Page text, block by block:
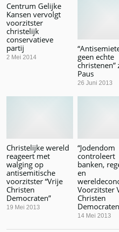
Centrum Gelijke
Kansen vervolgt
voorzitster
christelijk
conservatieve
partij
2 Mei 2014
geen echte
christenen”
Paus
26 Juni 2013
Christelijke wereld
reageert met
walging op
antisemitische
voorzitster “Vrije
Christen
Democraten”
19 Mei 2013
“Jodendom
controleert
banken,
en
Voorzitster
Christen
Democraten
14 Mei 2013